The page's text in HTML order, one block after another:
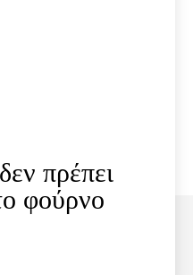
πρέπει
φούρνο